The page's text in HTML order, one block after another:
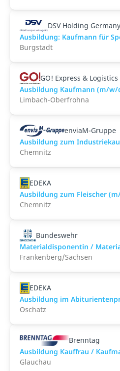
DSV Holding
Ausbildung: Kaufmann für
Burgstadt
GO! Express &
Ausbildung Kaufmann (m/
Limbach-Oberfrohna
enviaM-Gruppe
Ausbildung zum
Chemnitz
EDEKA
Ausbildung zum Fleischer
Chemnitz
Bundeswehr
Materialdisponentin /
Frankenberg/Sachsen
EDEKA
Ausbildung im
Oschatz
Brenntag
Ausbildung Kauffrau /
Glauchau